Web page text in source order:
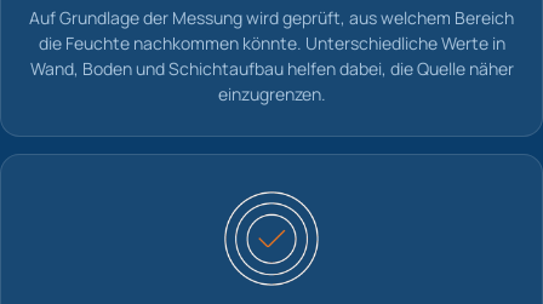
Auf Grundlage der Messung wird geprüft, aus welchem Bereich
die Feuchte nachkommen könnte. Unterschiedliche Werte in
Wand, Boden und Schichtaufbau helfen dabei, die Quelle näher
einzugrenzen.